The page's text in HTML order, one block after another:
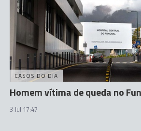
CASOS DO DIA
Homem vítima de queda no
3 Jul 17:47